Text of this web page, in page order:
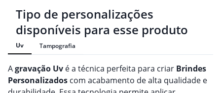
Tipo de personalizações
disponíveis para esse produto
Uv Tampografia
Agravação Uv é a técnica perfeita para criar Brindes
Personalizados com acabamento de alta qualidade e